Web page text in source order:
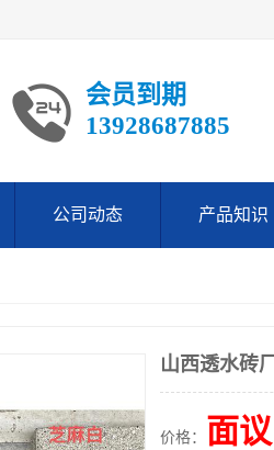
会员到期
13928687885
公司动态 产品知识
山西透水砖
价格： 面议